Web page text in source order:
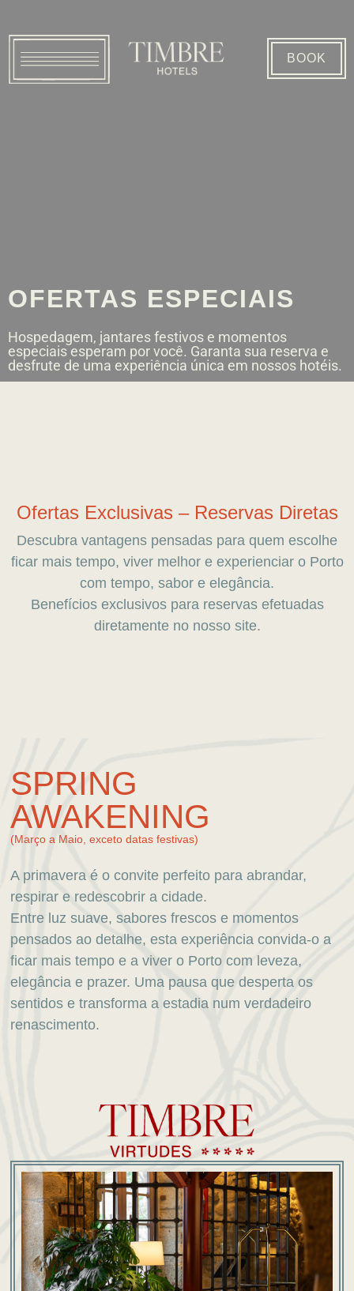
BOOK
OFERTAS ESPECIAIS
Hospedagem, jantares festivos e momentos
especiais esperam por você. Garanta sua reserva e
desfrute de uma experiência única em nossos hotéis.
Ofertas Exclusivas – Reservas Diretas
Descubra vantagens pensadas para quem escolhe
ficar mais tempo, viver melhor e experienciar o Porto
com tempo, sabor e elegância.
Benefícios exclusivos para reservas efetuadas
diretamente no nosso site.
SPRING
AWAKENING
(Março a Maio, exceto datas festivas)
A primavera é o convite perfeito para abrandar,
respirar e redescobrir a cidade.
Entre luz suave, sabores frescos e momentos
pensados ao detalhe, esta experiência convida-o a
ficar mais tempo e a viver o Porto com leveza,
elegância e prazer. Uma pausa que desperta os
sentidos e transforma a estadia num verdadeiro
renascimento.